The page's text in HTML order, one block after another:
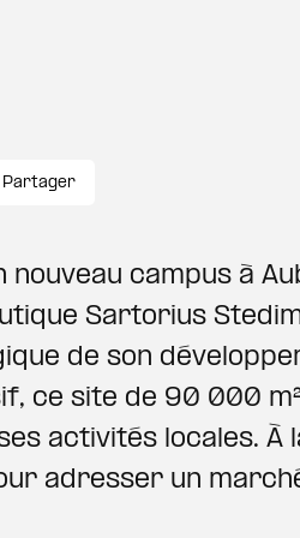
Partager
nouveau campus à
Sartorius
de son
ce site de 90 000
activités locales. À
adresser un